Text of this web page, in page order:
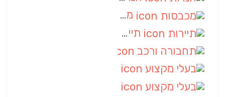
מכבסות
תיירות